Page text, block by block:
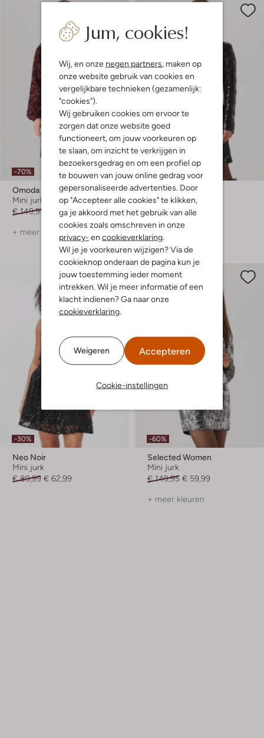
Jum, cookies!
Wij, en onze negen partners , maken op
onze website gebruik van cookies en
vergelijkbare technieken (gezamenlijk:
"cookies").
Wij gebruiken cookies om ervoor te
zorgen dat onze website goed
functioneert, om jouw voorkeuren op
te slaan, om inzicht te verkrijgen in
bezoekersgedrag en om een profiel op
te bouwen van jouw online gedrag voor
gepersonaliseerde advertenties. Door
op "Accepteer alle cookies" te klikken,
ga je akkoord met het gebruik van alle
cookies zoals omschreven in onze
privacy- en cookieverklaring
Wil je je voorkeuren wijzigen? Via de
cookieknop onderaan de pagina kun je
jouw toestemming ieder moment
intrekken. Wil je meer informatie of een
klacht indienen? Ga naar onze
cookieverklaring
Weigeren Accepteren
Cookie-instellingen
-70%
Omoda Atelier
Mini jurk
€ 149,95
€ 44,99
+ meer kleuren
-60%
Y.a.s.
Mini jurk
€ 89,95 € 35,99
-30%
Neo Noir
Mini jurk
€ 89,99 € 62,99
-60%
Selected Women
Mini jurk
€ 149,95 € 59,99
+ meer kleuren